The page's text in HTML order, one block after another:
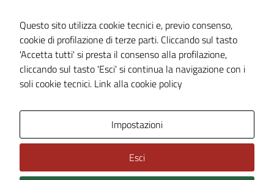
Media policy
Note legali
Dichiarazione di accessibilità
Piano di miglioramento del sito
Questo sito utilizza cookie tecnici e, previo consenso,
cookie di profilazione di terze parti. Cliccando sul tasto
'Accetta tutti' si presta il consenso alla profilazione,
cliccando sul tasto 'Esci' si continua la navigazione con i
soli cookie tecnici. Link alla cookie policy
Impostazioni
Esci
possono
essere
disabilitati.
Questi cookie
non raccolgono
personali.